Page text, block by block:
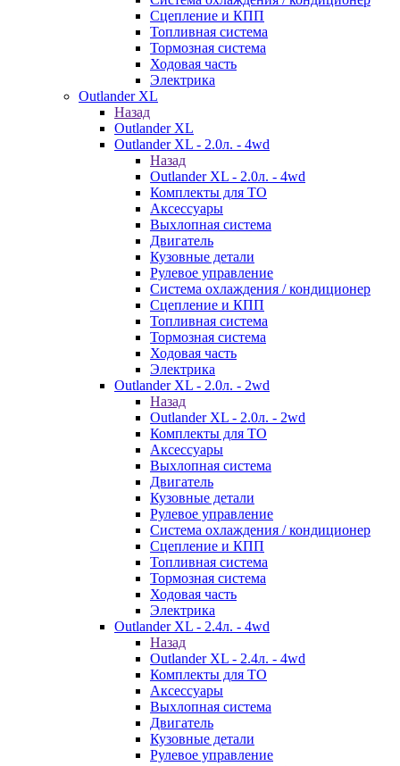
Сцепление и КПП
Топливная система
Тормозная система
Ходовая часть
Электрика
Outlander XL
Назад
Outlander XL
Outlander XL - 2.0л. - 4wd
Назад
Outlander XL - 2.0л. - 4wd
Комплекты для ТО
Аксессуары
Выхлопная система
Двигатель
Кузовные детали
Рулевое управление
Система охлаждения / кондиционер
Сцепление и КПП
Топливная система
Тормозная система
Ходовая часть
Электрика
Outlander XL - 2.0л. - 2wd
Назад
Outlander XL - 2.0л. - 2wd
Комплекты для ТО
Аксессуары
Выхлопная система
Двигатель
Кузовные детали
Рулевое управление
Система охлаждения / кондиционер
Сцепление и КПП
Топливная система
Тормозная система
Ходовая часть
Электрика
Outlander XL - 2.4л. - 4wd
Назад
Outlander XL - 2.4л. - 4wd
Комплекты для ТО
Аксессуары
Выхлопная система
Двигатель
Кузовные детали
Рулевое управление